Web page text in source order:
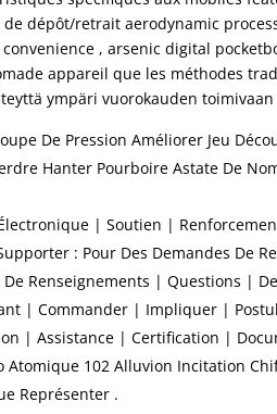
de dépôt/retrait aerodynamic
, arsenic digital
appareil que les méthodes
ympäri vuorokauden
De Pression Améliorer Jeu
Hanter Pourboire Astate De
| Soutien |
: Pour Des Demandes De
De Renseignements | Questions |
| Commander | Impliquer |
| Assistance | Certification |
Atomique 102 Alluvion Incitation
Représenter .